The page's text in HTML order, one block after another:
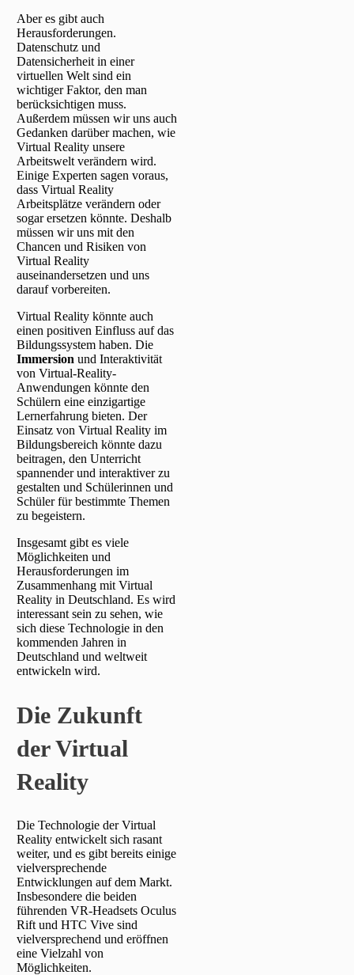
Aber es gibt auch
Herausforderungen.
Datenschutz und
Datensicherheit in einer
virtuellen Welt sind ein
wichtiger Faktor, den man
berücksichtigen muss.
Außerdem müssen wir uns auch
Gedanken darüber machen, wie
Virtual Reality unsere
Arbeitswelt verändern wird.
Einige Experten sagen voraus,
dass Virtual Reality
Arbeitsplätze verändern oder
sogar ersetzen könnte. Deshalb
müssen wir uns mit den
Chancen und Risiken von
Virtual Reality
auseinandersetzen und uns
darauf vorbereiten.
Virtual Reality könnte auch
einen positiven Einfluss auf das
Bildungssystem haben. Die
Immersion und Interaktivität
von Virtual-Reality-
Anwendungen könnte den
Schülern eine einzigartige
Lernerfahrung bieten. Der
Einsatz von Virtual Reality im
Bildungsbereich könnte dazu
beitragen, den Unterricht
spannender und interaktiver zu
gestalten und Schülerinnen und
Schüler für bestimmte Themen
zu begeistern.
Insgesamt gibt es viele
Möglichkeiten und
Herausforderungen im
Zusammenhang mit Virtual
Reality in Deutschland. Es wird
interessant sein zu sehen, wie
sich diese Technologie in den
kommenden Jahren in
Deutschland und weltweit
entwickeln wird.
Die Zukunft
der Virtual
Reality
Die Technologie der Virtual
Reality entwickelt sich rasant
weiter, und es gibt bereits einige
vielversprechende
Entwicklungen auf dem Markt.
Insbesondere die beiden
führenden VR-Headsets Oculus
Rift und HTC Vive sind
vielversprechend und eröffnen
eine Vielzahl von
Möglichkeiten.